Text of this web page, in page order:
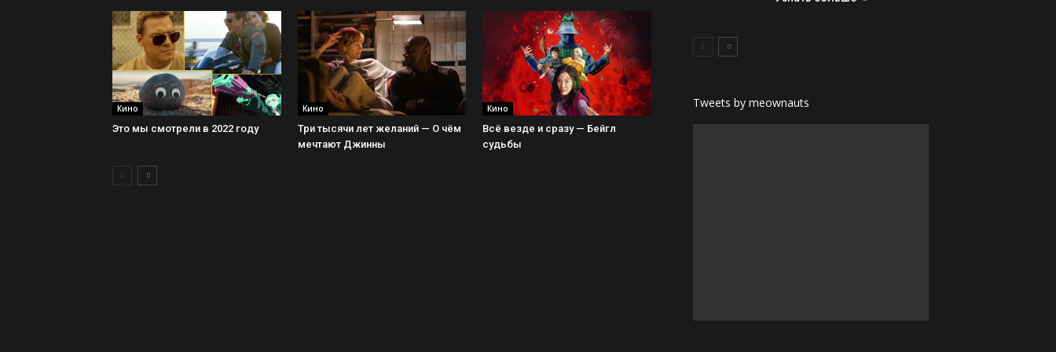
Кино
Это мы смотрели в 2022 году
Кино
Три тысячи лет желаний — О чём
мечтают Джинны
Кино
Всё везде и сразу — Бейгл
судьбы
Tweets by meownauts